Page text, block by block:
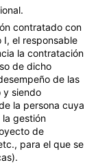
contratado con
el responsable
la contratación
de dicho
de las
y siendo
la persona cuya
la gestión
de
para el que se